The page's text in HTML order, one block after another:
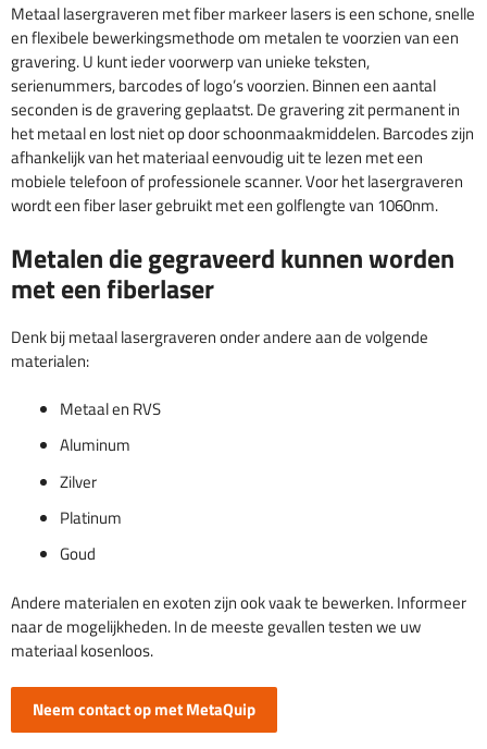
Metaal lasergraveren met fiber markeer lasers is een schone, snelle
en flexibele bewerkingsmethode om metalen te voorzien van een
gravering. U kunt ieder voorwerp van unieke teksten,
serienummers, barcodes of logo’s voorzien. Binnen een aantal
seconden is de gravering geplaatst. De gravering zit permanent in
het metaal en lost niet op door schoonmaakmiddelen. Barcodes zijn
afhankelijk van het materiaal eenvoudig uit te lezen met een
mobiele telefoon of professionele scanner. Voor het lasergraveren
wordt een fiber laser gebruikt met een golflengte van 1060nm.
Metalen die gegraveerd kunnen worden
met een fiberlaser
Denk bij metaal lasergraveren onder andere aan de volgende
materialen:
Metaal en RVS
Aluminum
Zilver
Platinum
Goud
Andere materialen en exoten zijn ook vaak te bewerken. Informeer
naar de mogelijkheden. In de meeste gevallen testen we uw
materiaal kosenloos.
Neem contact op met MetaQuip